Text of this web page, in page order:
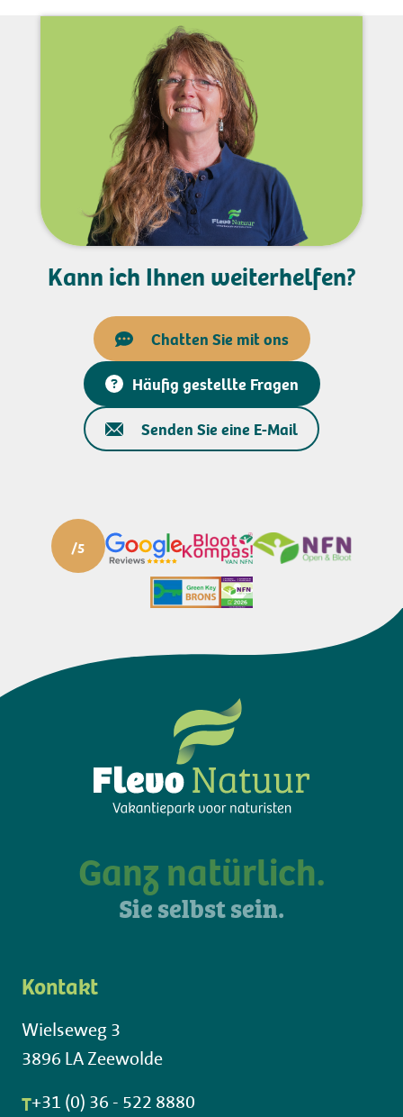
Kann ich Ihnen weiterhelfen?
Chatten Sie mit ons
Häufig gestellte Fragen
Senden Sie eine E-Mail
Ganz natürlich.
Sie selbst sein.
Kontakt
Wielseweg 3
3896 LA Zeewolde
T+31 (0) 36 - 522 8880